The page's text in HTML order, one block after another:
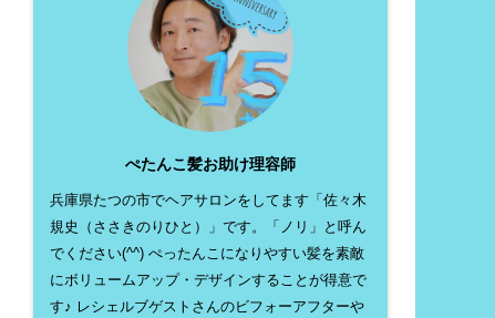
ぺたんこ髪お助け理容師
兵庫県たつの市でヘアサロンをしてます「佐々木
規史（ささきのりひと）」です。「ノリ」と呼ん
でください(^^) ぺったんこになりやすい髪を素敵
にボリュームアップ・デザインすることが得意で
す♪ レシェルブゲストさんのビフォーアフターや